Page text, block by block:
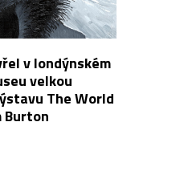
v londýnském
velkou
The World
Burton